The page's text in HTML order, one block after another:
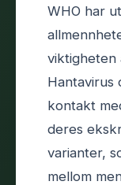
WHO har
viktigheten
Hantavirus
kontakt
deres
varianter,
mellom